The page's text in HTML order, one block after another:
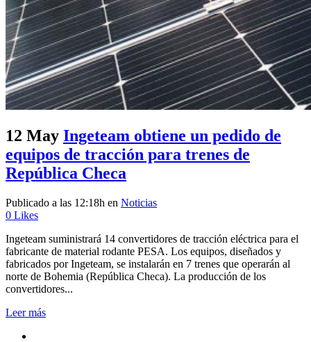
12 May Ingeteam obtiene un pedido de
equipos de tracción para trenes de
República Checa
Publicado a las 12:18h en Noticias
0 Likes
Ingeteam suministrará 14 convertidores de tracción eléctrica para el
fabricante de material rodante PESA. Los equipos, diseñados y
fabricados por Ingeteam, se instalarán en 7 trenes que operarán al
norte de Bohemia (República Checa). La producción de los
convertidores...
Leer más